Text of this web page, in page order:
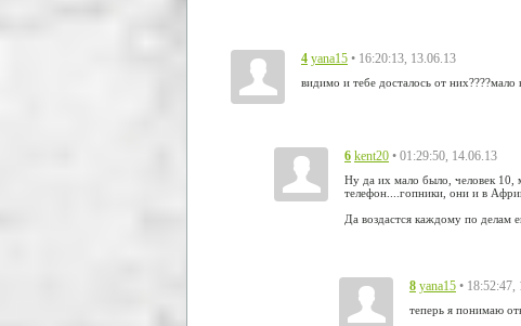
4 yana15 • 16:20:13, 13.06.13
видимо и тебе досталось от
6 kent20 • 01:29:50, 14.06.13
Ну да их мало было, человек 10,
телефон....гопники, они и в
Да воздастся каждому по делам
8 yana15 • 18:52:47,
теперь я понимаю